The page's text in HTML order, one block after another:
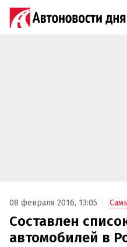
08 февраля 2016, 13:05
Составлен
автомобилей в